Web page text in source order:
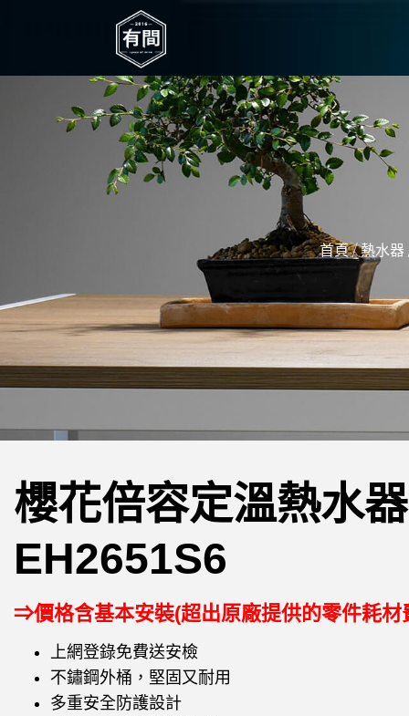
首頁/熱水器
櫻花倍容定溫熱水
EH2651S6
⇒價格含基本安裝(超出原廠提供的零件耗材
上網登錄免費送安檢
不鏽鋼外桶，堅固又耐用
多重安全防護設計